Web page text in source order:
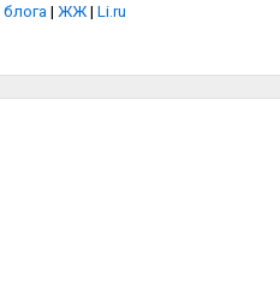
блога | ЖЖ | Li.ru